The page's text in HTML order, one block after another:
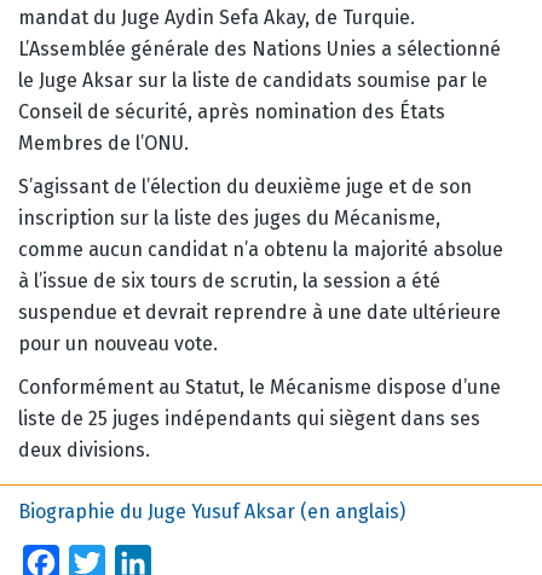
mandat du Juge Aydin Sefa Akay, de Turquie.
L’Assemblée générale des Nations Unies a sélectionné
le Juge Aksar sur la liste de candidats soumise par le
Conseil de sécurité, après nomination des États
Membres de l’ONU.
S’agissant de l’élection du deuxième juge et de son
inscription sur la liste des juges du Mécanisme,
comme aucun candidat n’a obtenu la majorité absolue
à l’issue de six tours de scrutin, la session a été
suspendue et devrait reprendre à une date ultérieure
pour un nouveau vote.
Conformément au Statut, le Mécanisme dispose d’une
liste de 25 juges indépendants qui siègent dans ses
deux divisions.
Biographie du Juge Yusuf Aksar (en anglais)
Facebook
Twitter